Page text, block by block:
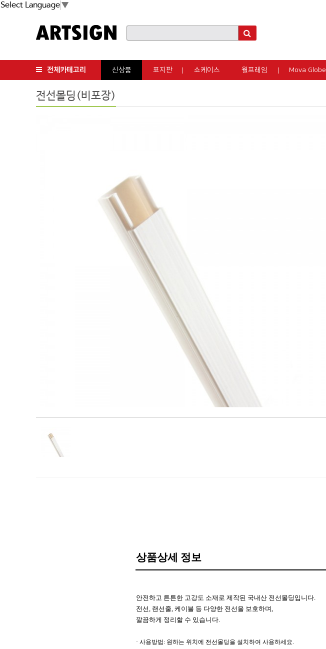
Select Language▼
전체카테고리 신상품 표지판 쇼케이스 월프레임 Mova Globe
전선몰딩(비포장)
상품상세 정보
안전하고 튼튼한 고강도 소재로 제작된 국내산 전선몰딩입니다.
전선, 랜선줄, 케이블 등 다양한 전선을 보호하며,
깔끔하게 정리할 수 있습니다.
· 사용방법: 원하는 위치에 전선몰딩을 설치하여 사용하세요.